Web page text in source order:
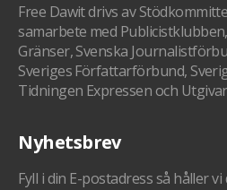
Free Dawit drivs av
samarbete med
Gränser, Svenska
Sveriges Författarförbund,
Tidningen Expressen och
Nyhetsbrev
Fyll i din E-postadress så håller